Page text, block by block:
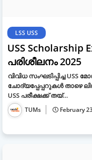
LSS USS
USS Scholarship
പരിശീലനം 2025
വിവിധ സംഘടിപ്പിച്ച USS
ചോദ്യപ്പേപ്പറുകൾ താഴെ
USS പരീക്ഷക്ക് തയ്…
TUMs February